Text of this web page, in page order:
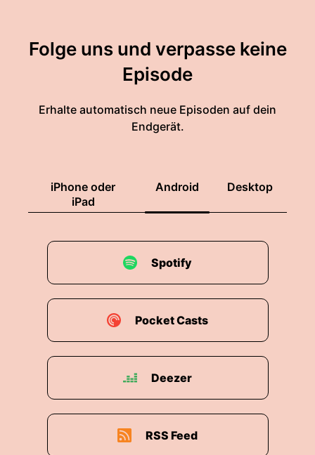
Folge uns und verpasse keine
Episode
Erhalte automatisch neue Episoden auf dein
Endgerät.
iPhone oder
iPad
Android Desktop
Spotify
Pocket Casts
Deezer
RSS Feed